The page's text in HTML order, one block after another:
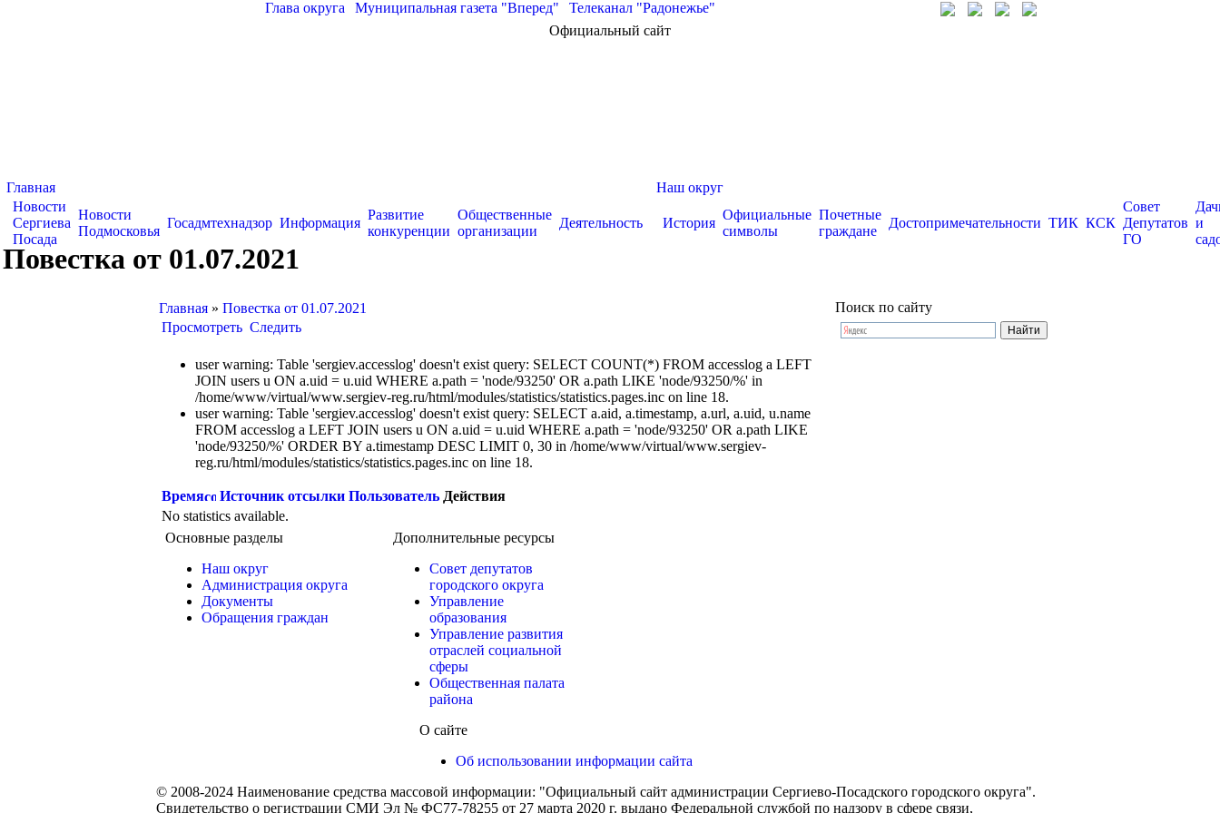
Глава округа Муниципальная газета "Вперед"
Телеканал "Радонежье"
Официальный сайт
Главная
Новости
Сергиева
Посада
Новости
Подмосковья
Госадмтехнадзор Информация
Развитие
конкуренции
Общественные
организации
Деятельность
Наш округ
История
Официальные
символы
Почетные
граждане
Достопримечательности ТИК КСК
Совет
Депутатов
ГО
и
Повестка от 01.07.2021
Главная » Повестка от 01.07.2021
Просмотреть Следить
user warning: Table 'sergiev.accesslog' doesn't exist query: SELECT COUNT(*) FROM accesslog a LEFT
JOIN users u ON a.uid = u.uid WHERE a.path = 'node/93250' OR a.path LIKE 'node/93250/%' in
/home/www/virtual/www.sergiev-reg.ru/html/modules/statistics/statistics.pages.inc on line 18.
user warning: Table 'sergiev.accesslog' doesn't exist query: SELECT a.aid, a.timestamp, a.url, a.uid, u.name
FROM accesslog a LEFT JOIN users u ON a.uid = u.uid WHERE a.path = 'node/93250' OR a.path LIKE
'node/93250/%' ORDER BY a.timestamp DESC LIMIT 0, 30 in /home/www/virtual/www.sergiev-
reg.ru/html/modules/statistics/statistics.pages.inc on line 18.
Время Источник отсылки Пользователь Действия
No statistics available.
Поиск по сайту
Основные разделы
Наш округ
Администрация округа
Документы
Обращения граждан
Дополнительные ресурсы
Совет депутатов
городского округа
Управление
образования
Управление развития
отраслей социальной
сферы
Общественная палата
района
О сайте
Об использовании информации сайта
© 2008-2024 Наименование средства массовой информации: "Официальный сайт администрации Сергиево-Посадского городского округа".
Свидетельство о регистрации СМИ Эл № ФС77-78255 от 27 марта 2020 г. выдано Федеральной службой по надзору в сфере связи,